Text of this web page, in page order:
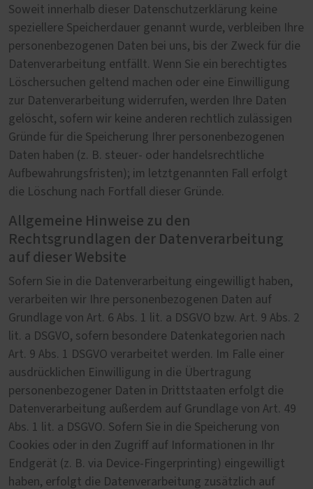
Soweit innerhalb dieser Datenschutzerklärung keine
speziellere Speicherdauer genannt wurde, verbleiben Ihre
personenbezogenen Daten bei uns, bis der Zweck für die
Datenverarbeitung entfällt. Wenn Sie ein berechtigtes
Löschersuchen geltend machen oder eine Einwilligung
zur Datenverarbeitung widerrufen, werden Ihre Daten
gelöscht, sofern wir keine anderen rechtlich zulässigen
Gründe für die Speicherung Ihrer personenbezogenen
Daten haben (z. B. steuer- oder handelsrechtliche
Aufbewahrungsfristen); im letztgenannten Fall erfolgt
die Löschung nach Fortfall dieser Gründe.
Allgemeine Hinweise zu den
Rechtsgrundlagen der Datenverarbeitung
auf dieser Website
Sofern Sie in die Datenverarbeitung eingewilligt haben,
verarbeiten wir Ihre personenbezogenen Daten auf
Grundlage von Art. 6 Abs. 1 lit. a DSGVO bzw. Art. 9 Abs. 2
lit. a DSGVO, sofern besondere Datenkategorien nach
Art. 9 Abs. 1 DSGVO verarbeitet werden. Im Falle einer
ausdrücklichen Einwilligung in die Übertragung
personenbezogener Daten in Drittstaaten erfolgt die
Datenverarbeitung außerdem auf Grundlage von Art. 49
Abs. 1 lit. a DSGVO. Sofern Sie in die Speicherung von
Cookies oder in den Zugriff auf Informationen in Ihr
Endgerät (z. B. via Device-Fingerprinting) eingewilligt
haben, erfolgt die Datenverarbeitung zusätzlich auf